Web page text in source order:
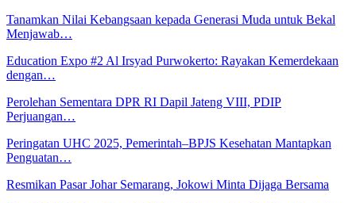
Tanamkan Nilai Kebangsaan kepada Generasi Muda untuk Bekal
Menjawab…
Education Expo #2 Al Irsyad Purwokerto: Rayakan Kemerdekaan
dengan…
Perolehan Sementara DPR RI Dapil Jateng VIII, PDIP
Perjuangan…
Peringatan UHC 2025, Pemerintah–BPJS Kesehatan Mantapkan
Penguatan…
Resmikan Pasar Johar Semarang, Jokowi Minta Dijaga Bersama